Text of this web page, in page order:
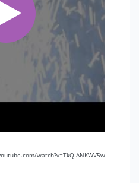
watch?v=TkQIANKWV5w